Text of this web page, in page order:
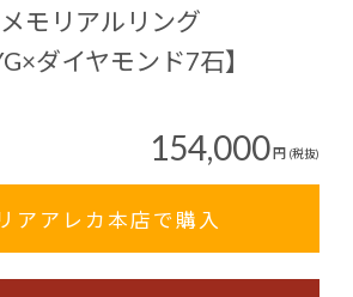
モリアルリング
ダイヤモンド7石】
154,000円 (税抜)
アアレカ本店で購入